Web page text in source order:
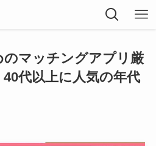
マッチングアプリ厳
代以上に人気の年代